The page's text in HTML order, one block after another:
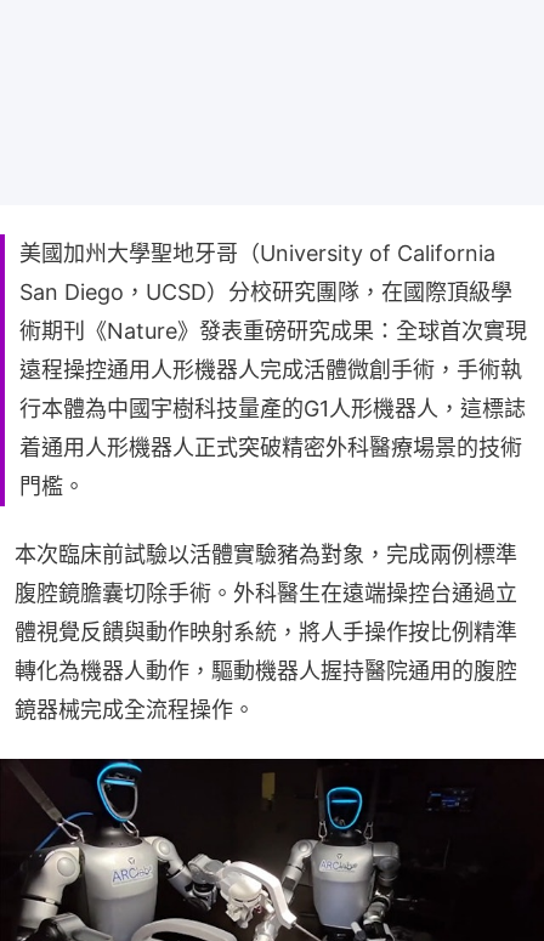
美國加州大學聖地牙哥（University of California
San Diego，UCSD）分校研究團隊，在國際頂級學
術期刊《Nature》發表重磅研究成果：全球首次實現
遠程操控通用人形機器人完成活體微創手術，手術執
行本體為中國宇樹科技量產的G1人形機器人，這標誌
着通用人形機器人正式突破精密外科醫療場景的技術
門檻。
本次臨床前試驗以活體實驗豬為對象，完成兩例標準
腹腔鏡膽囊切除手術。外科醫生在遠端操控台通過立
體視覺反饋與動作映射系統，將人手操作按比例精準
轉化為機器人動作，驅動機器人握持醫院通用的腹腔
鏡器械完成全流程操作。